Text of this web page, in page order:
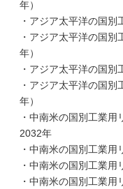
年）
・アジア太平洋の国別
・アジア太平洋の国
年）
・アジア太平洋の国別
・アジア太平洋の国
年）
・中南米の国別工業
2032年
・中南米の国別工業用
・中南米の国別工業用
・中南米の国別工業用